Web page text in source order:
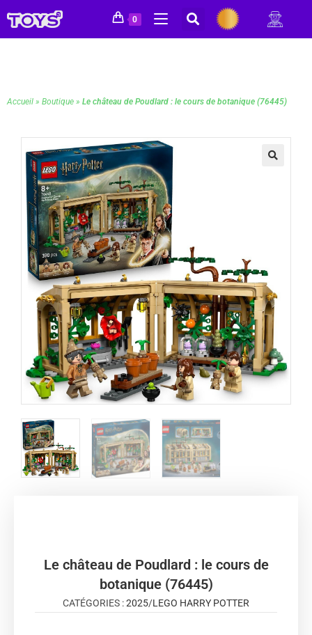
0
Accueil » Boutique » Le château de Poudlard : le cours de botanique (76445)
Le château de Poudlard : le cours de
botanique (76445)
CATÉGORIES :2025/LEGO HARRY POTTER